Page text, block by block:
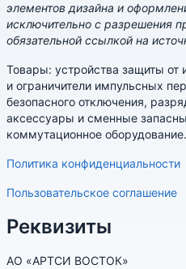
элементов дизайна и
исключительно с разрешения
обязательной ссылкой на
Товары: устройства защиты
и ограничители импульсных
безопасного отключения,
аксессуары и сменные
коммутационное оборудование.
Политика конфиденциальности
Пользовательское соглашение
Реквизиты
АО «АРТСИ ВОСТОК»